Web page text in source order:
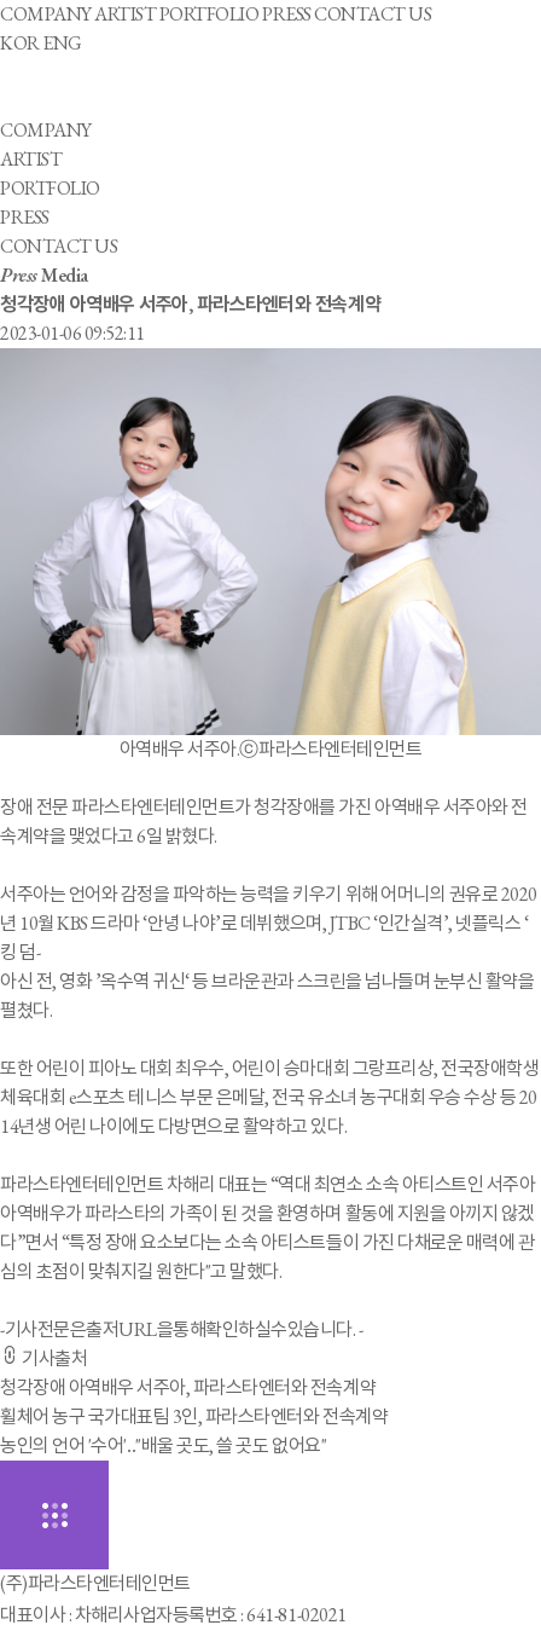
COMPANYARTISTPORTFOLIOPRESSCONTACT US
KORENG
COMPANY
ARTIST
PORTFOLIO
PRESS
CONTACT US
PressMedia
청각장애 아역배우 서주아, 파라스타엔터와 전속계약
2023-01-06 09:52:11
아역배우 서주아.ⓒ파라스타엔터테인먼트
장애 전문 파라스타엔터테인먼트가 청각장애를 가진 아역배우 서주아와 전
속계약을 맺었다고 6일 밝혔다.
서주아는 언어와 감정을 파악하는 능력을 키우기 위해 어머니의 권유로 2020
년 10월 KBS 드라마 ‘안녕 나야’로 데뷔했으며, JTBC ‘인간실격’, 넷플릭스 ‘
킹 덤-
아신 전, 영화 ’옥수역 귀신‘ 등 브라운관과 스크린을 넘나들며 눈부신 활약을
펼쳤다.
또한 어린이 피아노 대회 최우수, 어린이 승마대회 그랑프리상, 전국장애학생
체육대회 e스포츠 테니스 부문 은메달, 전국 유소녀 농구대회 우승 수상 등 20
14년생 어린 나이에도 다방면으로 활약하고 있다.
파라스타엔터테인먼트 차해리 대표는 “역대 최연소 소속 아티스트인 서주아
아역배우가 파라스타의 가족이 된 것을 환영하며 활동에 지원을 아끼지 않겠
다”면서 “특정 장애 요소보다는 소속 아티스트들이 가진 다채로운 매력에 관
심의 초점이 맞춰지길 원한다"고 말했다.
-기사전문은출저URL을통해확인하실수있습니다. -
기사출처
청각장애 아역배우 서주아, 파라스타엔터와 전속계약
휠체어 농구 국가대표팀 3인, 파라스타엔터와 전속계약
농인의 언어 '수어'‥"배울 곳도, 쓸 곳도 없어요"
(주)파라스타엔터테인먼트
대표이사 : 차해리사업자등록번호 : 641-81-02021